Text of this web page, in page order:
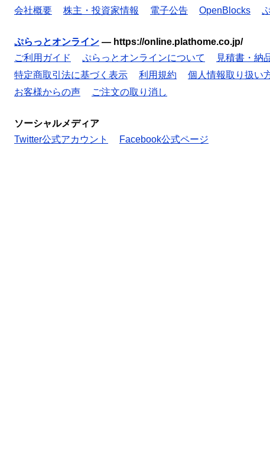
会社概要
株主・投資家情報 電子公告 OpenBlocks
ぷらっとオンライン — https://online.plathome.co.jp/
ご利用ガイド
ぷらっとオンラインについて 見積書・納
特定商取引法に基づく表示
利用規約 個人情報取り扱い
お客様からの声
ご注文の取り消し
ソーシャルメディア
Twitter公式アカウント
Facebook公式ページ